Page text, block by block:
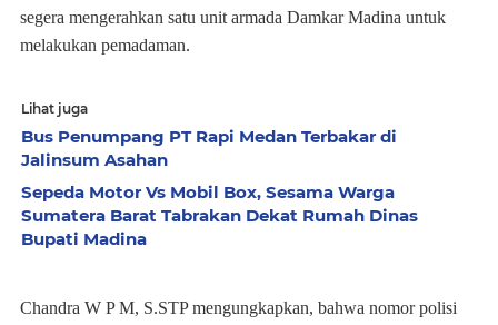
segera mengerahkan satu unit armada Damkar Madina untuk
melakukan pemadaman.
Lihat juga
Bus Penumpang PT Rapi Medan Terbakar di
Jalinsum Asahan
Sepeda Motor Vs Mobil Box, Sesama Warga
Sumatera Barat Tabrakan Dekat Rumah Dinas
Bupati Madina
Chandra W P M, S.STP mengungkapkan, bahwa nomor polisi